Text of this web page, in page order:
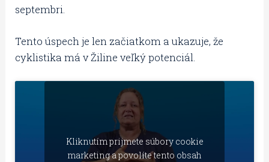
septembri.
Tento úspech je len začiatkom a ukazuje, že
cyklistika má v Žiline veľký potenciál.
Kliknutím prijmete súbory cookie
marketing a povolíte tento obsah